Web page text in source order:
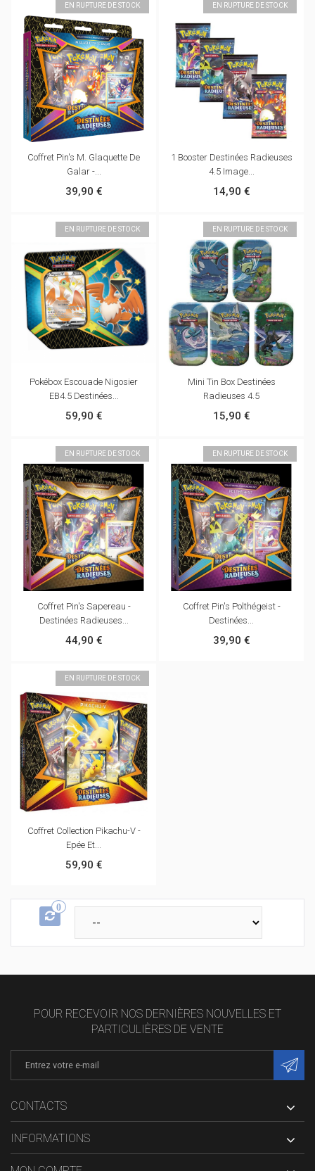
EN RUPTURE DE STOCK
Coffret Pin's M. Glaquette De
Galar -...
39,90 €
EN RUPTURE DE STOCK
1 Booster Destinées Radieuses
4.5 Image...
14,90 €
EN RUPTURE DE STOCK
Pokébox Escouade Nigosier
EB4.5 Destinées...
59,90 €
EN RUPTURE DE STOCK
Mini Tin Box Destinées
Radieuses 4.5
15,90 €
EN RUPTURE DE STOCK
Coffret Pin's Sapereau -
Destinées Radieuses...
44,90 €
EN RUPTURE DE STOCK
Coffret Pin's Polthégeist -
Destinées...
39,90 €
EN RUPTURE DE STOCK
Coffret Collection Pikachu-V -
Epée Et...
59,90 €
0
POUR RECEVOIR NOS DERNIÈRES NOUVELLES ET
PARTICULIÈRES DE VENTE
CONTACTS
INFORMATIONS